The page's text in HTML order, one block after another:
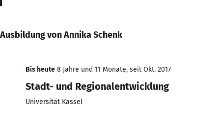
Ausbildung von Annika Schenk
Bis heute 8 Jahre und 11 Monate, seit Okt. 2017
Stadt- und Regionalentwicklung
Universität Kassel